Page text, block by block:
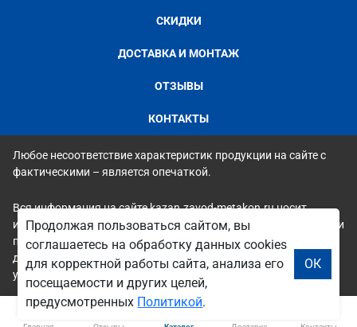
СКИДКИ
ДОСТАВКА И МОНТАЖ
ОТЗЫВЫ
КОНТАКТЫ
Любое несоответствие характеристик продукции на сайте с
фактическими – является опечаткой.
Вся информация на сайте kazan.zavod-metakon.ru носит
исключительно ознакомительный и справочный характер и ни
при каких условиях не является публичной офертой. Всю
дополнительную информацию можно узнать по телефонам
указанным на сайте.
Продолжая пользоваться сайтом, вы
соглашаетесь на обработку данных cookies
для корректной работы сайта, анализа его
посещаемости и других целей,
предусмотренных Политикой.
ОК